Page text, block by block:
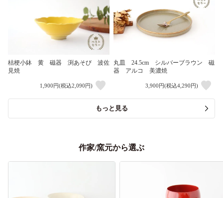
桔梗小鉢 黄 磁器 渕あそび 波佐
見焼
1,900円(税込2,090円)
丸皿 24.5cm シルバーブラウン 磁
器 アルコ 美濃焼
3,900円(税込4,290円)
もっと見る
作家/窯元から選ぶ